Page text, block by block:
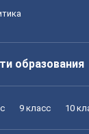
образования
9 класс 10